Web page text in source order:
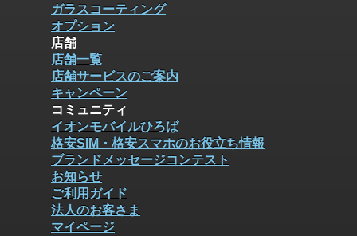
ガラスコーティング
オプション
店舗
店舗一覧
店舗サービスのご案内
キャンペーン
コミュニティ
イオンモバイルひろば
格安SIM・格安スマホのお役立ち情報
ブランドメッセージコンテスト
お知らせ
ご利用ガイド
法人のお客さま
マイページ